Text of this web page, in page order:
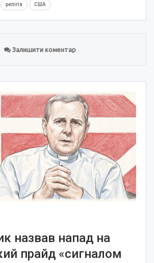
релігія США
Залишити коментар
назвав напад на
прайд «сигналом